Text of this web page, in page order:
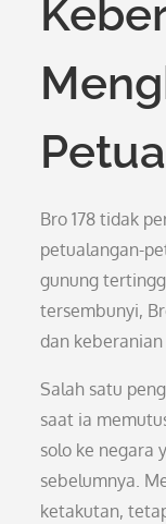
Bro 178 tidak
petualangan-
gunung
tersembunyi,
dan
Salah satu
saat ia
solo ke negara
sebelumnya.
ketakutan,